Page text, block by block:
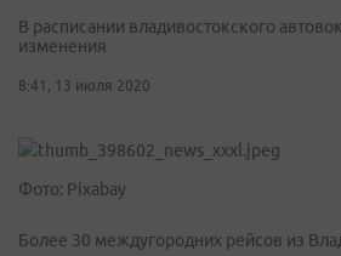
В расписании владивостокского
изменения
8:41, 13 июля 2020
Фото: Pixabay
Более 30 междугородних рейсов из